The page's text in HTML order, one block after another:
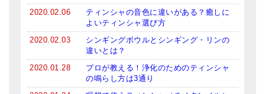
2020.02.06
ティンシャの音色に違いがある？癒しに
よいティンシャ選び方
2020.02.03
シンギングボウルとシンギング・リンの
違いとは？
2020.01.28
プロが教える！浄化のためのティンシャ
の鳴らし方は3通り